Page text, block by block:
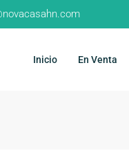
Inicio En Venta